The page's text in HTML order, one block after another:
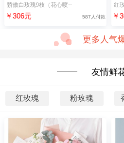
骄傲白玫瑰9枝（花心喷··
￥306元 587人付款
红
￥
更多人气
友情鲜
红玫瑰 粉玫瑰